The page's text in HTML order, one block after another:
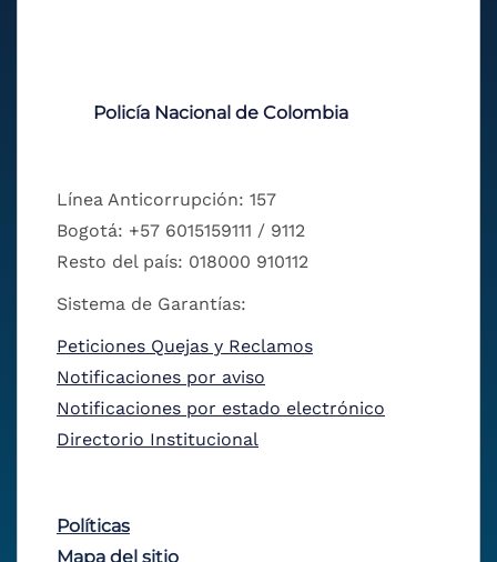
Policía Nacional de Colombia
Línea Anticorrupción: 157
Bogotá: +57 6015159111 / 9112
Resto del país: 018000 910112
Sistema de Garantías:
Peticiones Quejas y Reclamos
Notificaciones por aviso
Notificaciones por estado electrónico
Directorio Institucional
Políticas
Mapa del sitio